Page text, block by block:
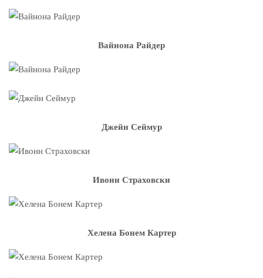
Вайнона Райдер
Джейн Сеймур
Ивонн Страховски
Хелена Бонем Картер